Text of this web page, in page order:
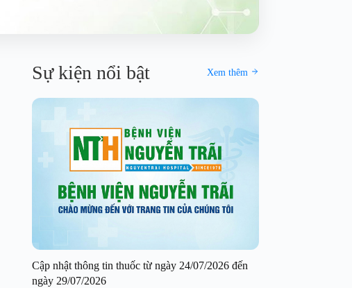
Sự kiện nổi bật Xem thêm
Cập nhật thông tin thuốc từ ngày 24/07/2026 đến
ngày 29/07/2026